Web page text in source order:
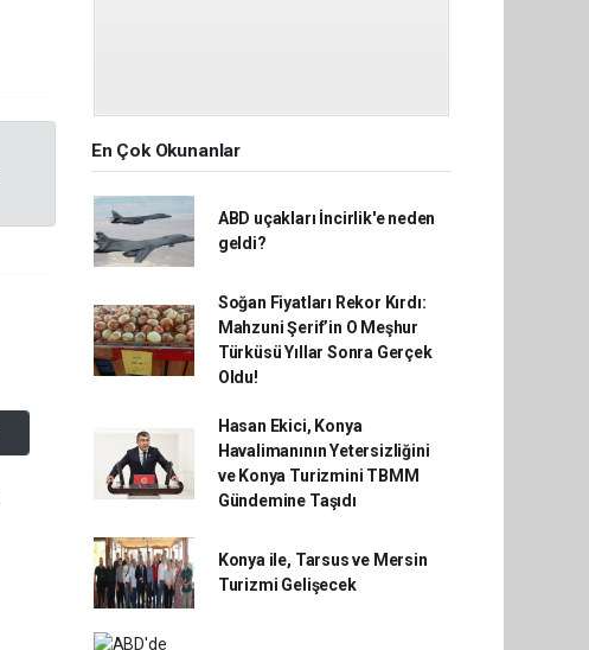
En Çok Okunanlar
ABD uçakları İncirlik'e neden
geldi?
Soğan Fiyatları Rekor Kırdı:
Mahzuni Şerif’in O Meşhur
Türküsü Yıllar Sonra Gerçek
Oldu!
Hasan Ekici, Konya
Havalimanının Yetersizliğini
ve Konya Turizmini TBMM
Gündemine Taşıdı
Konya ile, Tarsus ve Mersin
Turizmi Gelişecek